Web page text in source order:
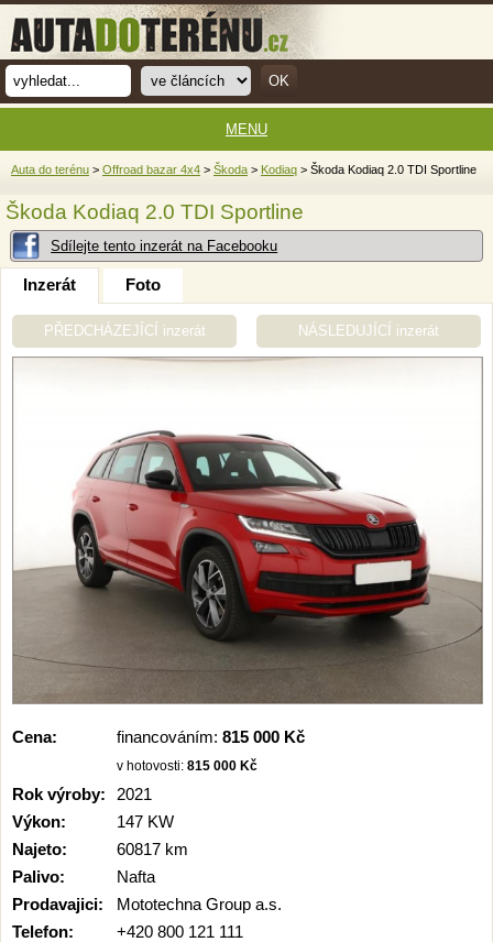
Auta do terénu > Offroad bazar 4x4 > Škoda > Kodiaq > Škoda Kodiaq 2.0 TDI Sportline
Škoda Kodiaq 2.0 TDI Sportline
Sdílejte tento inzerát na Facebooku
Inzerát Foto
PŘEDCHÁZEJÍCÍ inzerát NÁSLEDUJÍCÍ inzerát
Cena: financováním: 815 000 Kč
v hotovosti: 815 000 Kč
Rok výroby:
2021
Výkon:
147 KW
Najeto:
60817 km
Palivo:
Nafta
Prodavajici:
Mototechna Group a.s.
Telefon:
+420 800 121 111
MENU